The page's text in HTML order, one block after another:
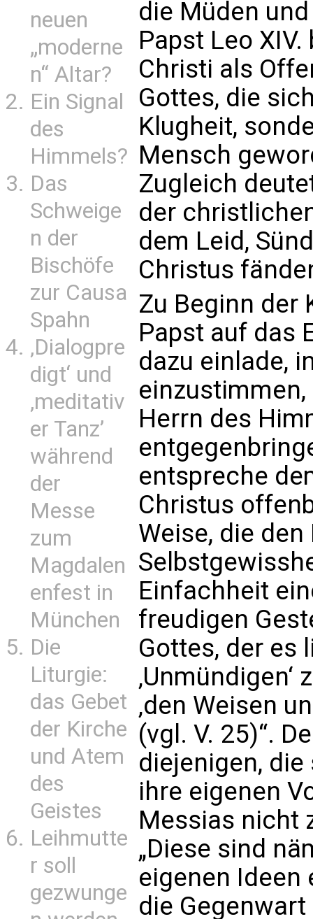
neuen
„moderne
n“ Altar?
Ein Signal
des
Himmels?
Das
Schweige
n der
Bischöfe
zur Causa
Spahn
‚Dialogpre
digt‘ und
‚meditativ
er Tanz’
während
der
Messe
zum
Magdalen
enfest in
München
Die
Liturgie:
das Gebet
der Kirche
und Atem
des
Geistes
Leihmutte
r soll
gezwunge
die Müden
Papst Leo
Christi als
Gottes, die
Klugheit,
Mensch
Zugleich
der
dem Leid,
Christus
Zu Beginn der
Papst auf das
dazu einlade,
Herrn des
entspreche
Christus
Weise, die
Einfachheit
freudigen
Gottes, der es
‚den Weisen
(vgl. V. 25)“.
diejenigen,
ihre eigenen
Messias nicht
„Diese sind
eigenen Ideen
die